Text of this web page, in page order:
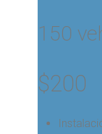
150
$200